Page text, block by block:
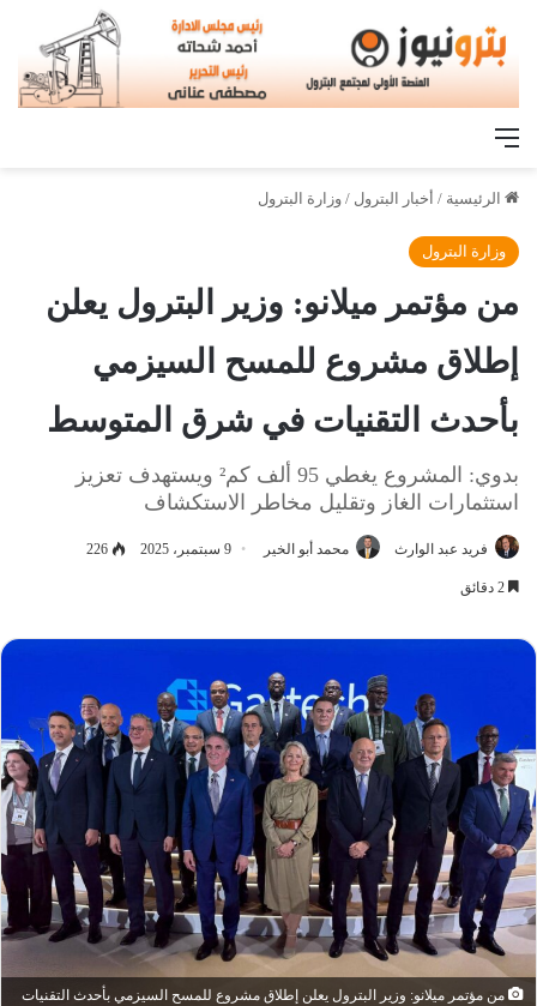
القائمة
الرئيسية / أخبار البترول / وزارة البترول
وزارة البترول
من مؤتمر ميلانو: وزير البترول يعلن
إطلاق مشروع للمسح السيزمي
بأحدث التقنيات في شرق المتوسط
بدوي: المشروع يغطي 95 ألف كم² ويستهدف تعزيز
استثمارات الغاز وتقليل مخاطر الاستكشاف
فريد عبد الوارث محمد أبو الخير 9 سبتمبر، 2025 226
من مؤتمر ميلانو: وزير البترول يعلن إطلاق مشروع للمسح السيزمي بأحدث التقنيات